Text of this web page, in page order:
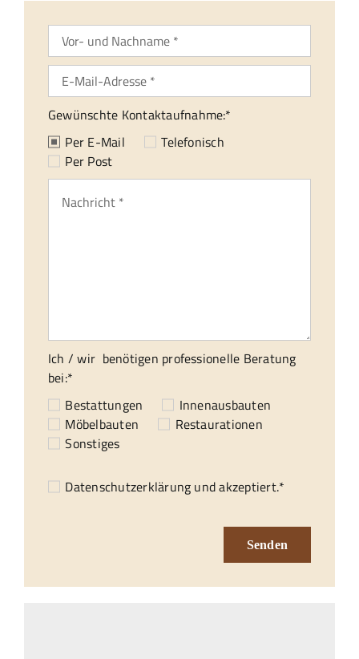
Gewünschte Kontaktaufnahme:*
Per E-Mail
Telefonisch
Per Post
Ich / wir benötigen professionelle Beratung
bei:*
Bestattungen
Innenausbauten
Möbelbauten
Restaurationen
Sonstiges
Datenschutzerklärung und akzeptiert.*
Senden